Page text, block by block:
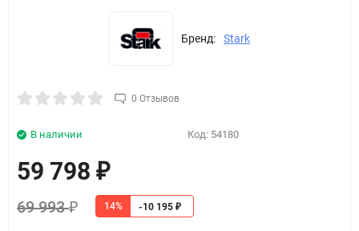
Бренд: Stark
0 Отзывов
В наличии Код: 54180
59 798 ₽
69 993₽ 14% -10 195 ₽